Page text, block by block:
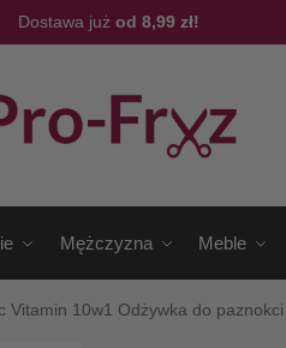
Dostawa już od 8,99 zł!
Mężczyzna Meble
Vitamin 10w1 Odżywka do paznokci